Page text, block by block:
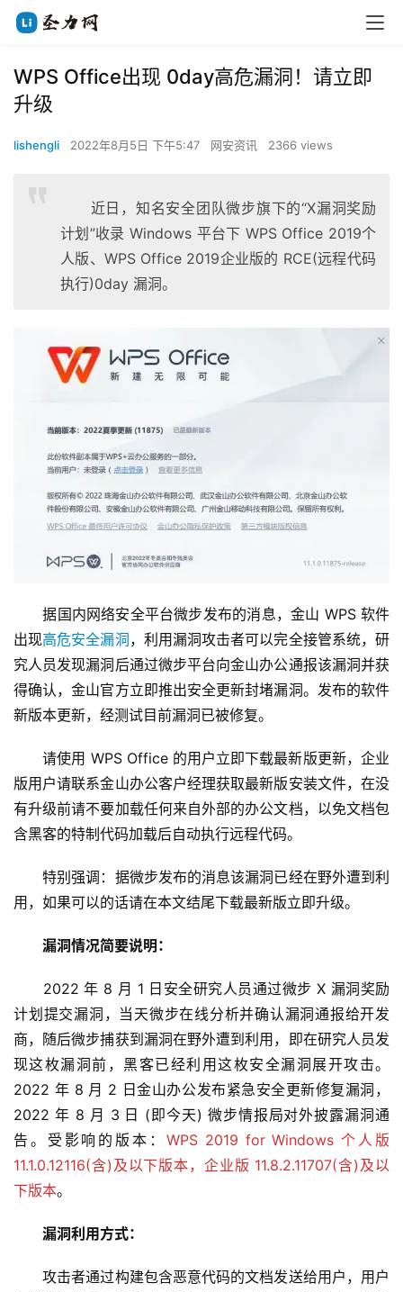
WPS Office出现 0day高危漏洞！请立即
升级
lishengli 2022年8月5日 下午5:47 网安资讯 2366 views
近日，知名安全团队微步旗下的“X漏洞奖励
计划”收录 Windows 平台下 WPS Office 2019个
人版、WPS Office 2019企业版的 RCE(远程代码
执行)0day 漏洞。
据国内网络安全平台微步发布的消息，金山 WPS 软件
出现高危安全漏洞 ，利用漏洞攻击者可以完全接管系统，研
究人员发现漏洞后通过微步平台向金山办公通报该漏洞并获
得确认，金山官方立即推出安全更新封堵漏洞。发布的软件
新版本更新，经测试目前漏洞已被修复。
请使用 WPS Office 的用户立即下载最新版更新，企业
版用户请联系金山办公客户经理获取最新版安装文件，在没
有升级前请不要加载任何来自外部的办公文档，以免文档包
含黑客的特制代码加载后自动执行远程代码。
特别强调：据微步发布的消息该漏洞已经在野外遭到利
用，如果可以的话请在本文结尾下载最新版立即升级。
漏洞情况简要说明：
2022 年 8 月 1 日安全研究人员通过微步 X 漏洞奖励
计划提交漏洞，当天微步在线分析并确认漏洞通报给开发
商，随后微步捕获到漏洞在野外遭到利用，即在研究人员发
现这枚漏洞前，黑客已经利用这枚安全漏洞展开攻击。
2022 年 8 月 2 日金山办公发布紧急安全更新修复漏洞，
2022 年 8 月 3 日 (即今天) 微步情报局对外披露漏洞通
告。受影响的版本： WPS 2019 for Windows 个人版
11.1.0.12116(含)及以下版本，企业版 11.8.2.11707(含)及以
下版本。
漏洞利用方式：
攻击者通过构建包含恶意代码的文档发送给用户，用户